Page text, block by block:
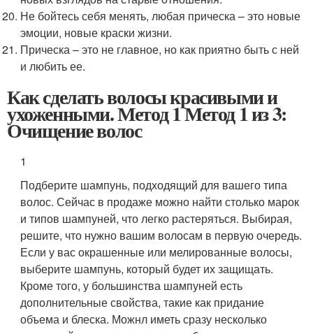
Не бойтесь себя менять, любая прическа – это новые
эмоции, новые краски жизни.
Прическа – это не главное, но как приятно быть с ней
и любить ее.
Как сделать волосы красивыми и
ухоженными. Метод 1 Метод 1 из 3:
Очищение волос
1
Подберите шампунь, подходящий для вашего типа
волос. Сейчас в продаже можно найти столько марок
и типов шампуней, что легко растеряться. Выбирая,
решите, что нужно вашим волосам в первую очередь.
Если у вас окрашенные или мелированные волосы,
выберите шампунь, который будет их защищать.
Кроме того, у большинства шампуней есть
дополнительные свойства, такие как придание
объема и блеска. Можнл иметь сразу несколько